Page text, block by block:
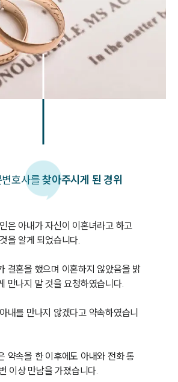
변호사를찾아주시게 된 경위
은 아내가 자신이 이혼녀라고 하고
을 알게 되었습니다.
결혼을 했으며 이혼하지 않았음을 밝
만나지 말 것을 요청하였습니다.
내를 만나지 않겠다고 약속하였습니
약속을 한 이후에도 아내와 전화 통
이상 만남을 가졌습니다.